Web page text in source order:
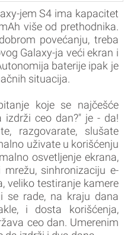
jem S4 ima kapacitet
više od prethodnika.
povećanju, treba
Galaxy-ja veći ekran i
baterije ipak je
situacija.
koje se najčešće
ceo dan?" je - da!
razgovarate, slušate
uživate u korišćenju
osvetljenje ekrana,
sinhronizaciju e-
veliko testiranje kamere
se rade, na kraju dana
i dosta korišćenja,
ceo dan. Umerenim